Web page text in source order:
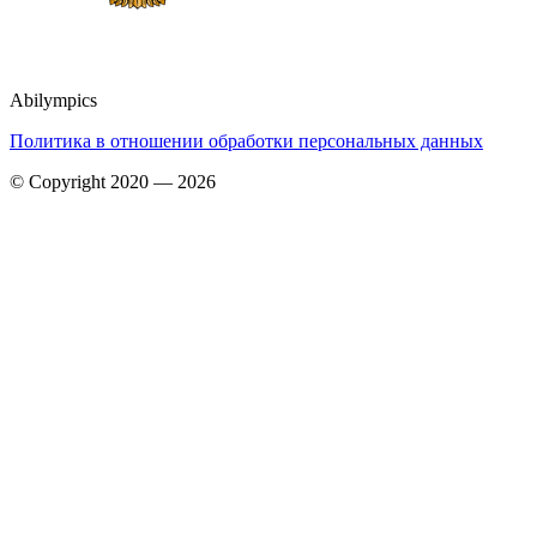
Abilympics
Политика в отношении обработки персональных данных
© Copyright 2020 — 2026